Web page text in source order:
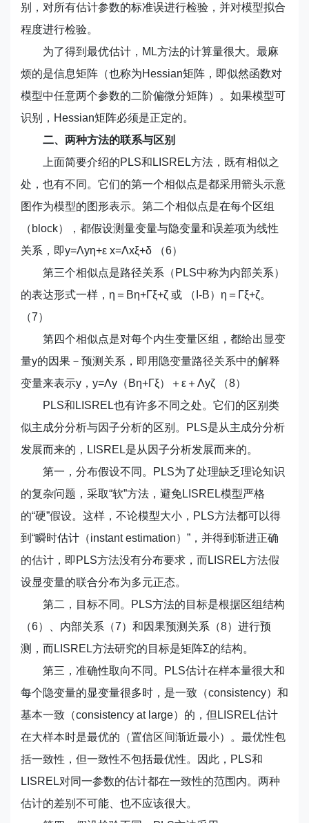
别，对所有估计参数的标准误进行检验，并对模型拟合
程度进行检验。
为了得到最优估计，ML方法的计算量很大。最麻
烦的是信息矩阵（也称为Hessian矩阵，即似然函数对
模型中任意两个参数的二阶偏微分矩阵）。如果模型可
识别，Hessian矩阵必须是正定的。
二、两种方法的联系与区别
上面简要介绍的PLS和LISREL方法，既有相似之
处，也有不同。它们的第一个相似点是都采用箭头示意
图作为模型的图形表示。第二个相似点是在每个区组
（block），都假设测量变量与隐变量和误差项为线性
关系，即y=Λyη+ε x=Λxξ+δ （6）
第三个相似点是路径关系（PLS中称为内部关系）
的表达形式一样，η＝Βη+Гξ+ζ 或 （I-Β）η＝Гξ+ζ。
（7）
第四个相似点是对每个内生变量区组，都给出显变
量y的因果－预测关系，即用隐变量路径关系中的解释
变量来表示y，y=Λy（Βη+Гξ）＋ε＋Λyζ （8）
PLS和LISREL也有许多不同之处。它们的区别类
似主成分分析与因子分析的区别。PLS是从主成分分析
发展而来的，LISREL是从因子分析发展而来的。
第一，分布假设不同。PLS为了处理缺乏理论知识
的复杂问题，采取“软”方法，避免LISREL模型严格
的“硬”假设。这样，不论模型大小，PLS方法都可以得
到“瞬时估计（instant estimation）”，并得到渐进正确
的估计，即PLS方法没有分布要求，而LISREL方法假
设显变量的联合分布为多元正态。
第二，目标不同。PLS方法的目标是根据区组结构
（6）、内部关系（7）和因果预测关系（8）进行预
测，而LISREL方法研究的目标是矩阵Σ的结构。
第三，准确性取向不同。PLS估计在样本量很大和
每个隐变量的显变量很多时，是一致（consistency）和
基本一致（consistency at large）的，但LISREL估计
在大样本时是最优的（置信区间渐近最小）。最优性包
括一致性，但一致性不包括最优性。因此，PLS和
LISREL对同一参数的估计都在一致性的范围内。两种
估计的差别不可能、也不应该很大。